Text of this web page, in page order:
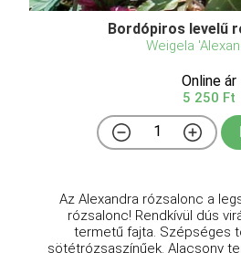
Bordópiros levelű
Weigela
Online ár
5 250 Ft
Az Alexandra rózsalonc a
rózsalonc! Rendkívül dús
termetű fajta. Szépséges
sötétrózsaszínűek. Alacsony